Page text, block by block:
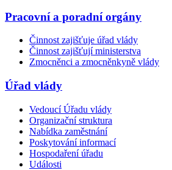
Pracovní a poradní orgány
Činnost zajišťuje úřad vlády
Činnost zajišťují ministerstva
Zmocněnci a zmocněnkyně vlády
Úřad vlády
Vedoucí Úřadu vlády
Organizační struktura
Nabídka zaměstnání
Poskytování informací
Hospodaření úřadu
Události